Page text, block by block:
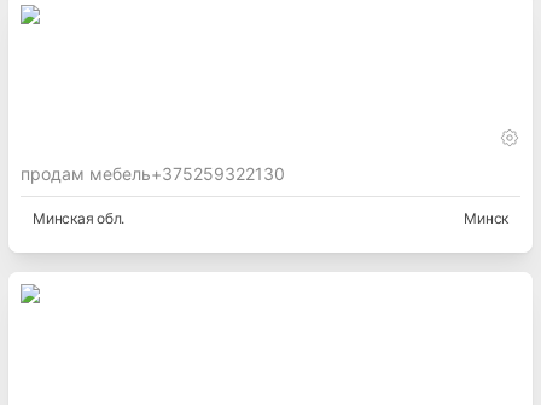
продам мебель+375259322130
Минская обл. Минск